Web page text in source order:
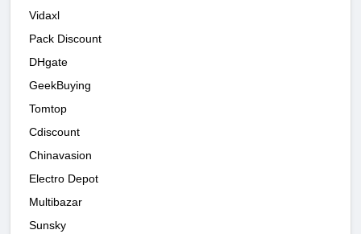
Vidaxl
Pack Discount
DHgate
GeekBuying
Tomtop
Cdiscount
Chinavasion
Electro Depot
Multibazar
Sunsky